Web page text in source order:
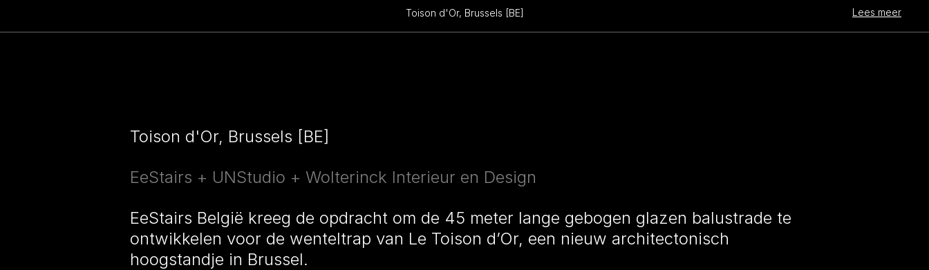
Toison d'Or, Brussels [BE] Lees meer
Toison d'Or, Brussels [BE]
EeStairs + UNStudio + Wolterinck Interieur en Design
EeStairs België kreeg de opdracht om de 45 meter lange gebogen glazen balustrade te
ontwikkelen voor de wenteltrap van Le Toison d’Or, een nieuw architectonisch
hoogstandje in Brussel.